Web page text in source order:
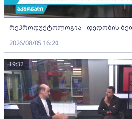
რეპროდუქტოლოგია - დედობის
2026/08/05 16:20
19:32